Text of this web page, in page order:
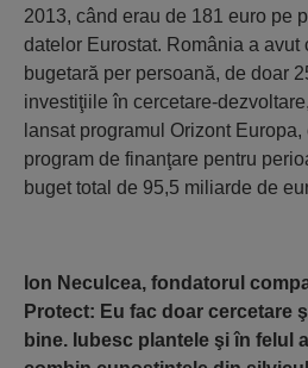
2013, când erau de 181 euro pe
datelor Eurostat. România a avut
bugetară per persoană, de doar
investiţiile în cercetare-
lansat programul Orizont
program de finanţare pentru
buget total de 95,5 miliarde de
Ion Neculcea, fondatorul
Protect: Eu fac doar cercetare
bine. Iubesc plantele şi în felul